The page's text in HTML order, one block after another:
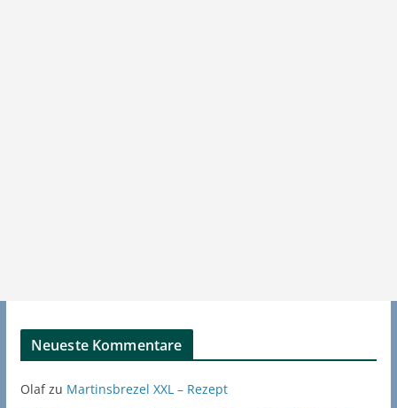
Neueste Kommentare
Olafzu Martinsbrezel XXL – Rezept